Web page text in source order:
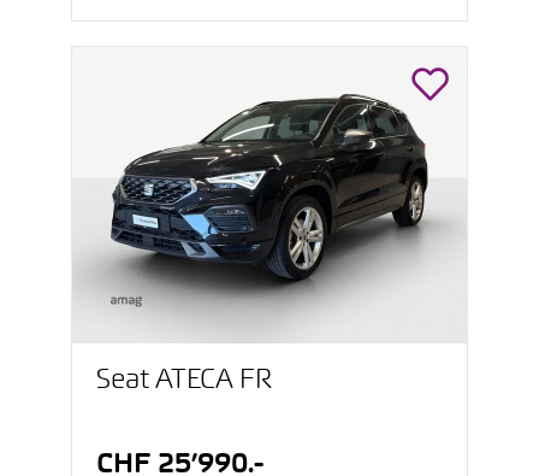
Seat ATECA FR
CHF 25’990.-